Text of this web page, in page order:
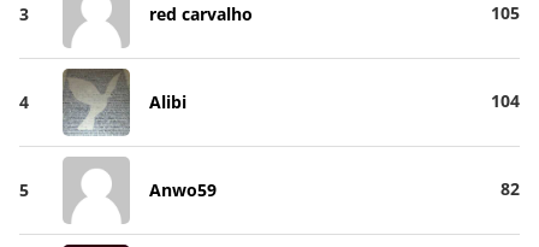
3 red carvalho 105
4 Alibi 104
5 Anwo59 82